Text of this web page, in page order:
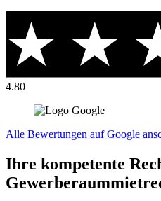
4.80
Alle Bewertungen auf Google
Ihre kompetente